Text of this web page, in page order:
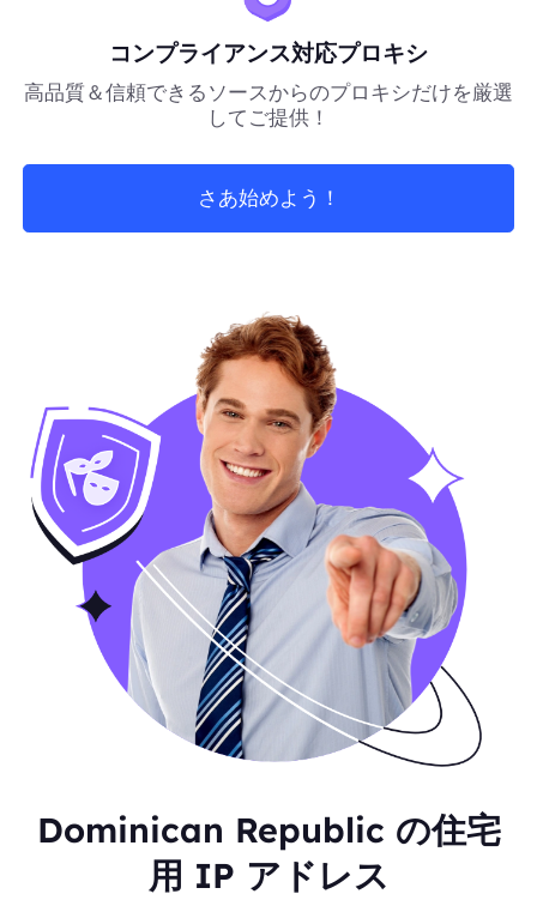
コンプライアンス対応プロキシ
高品質＆信頼できるソースからのプロキシだけを厳選
してご提供！
さあ始めよう！
Dominican Republic の住宅
用 IP アドレス